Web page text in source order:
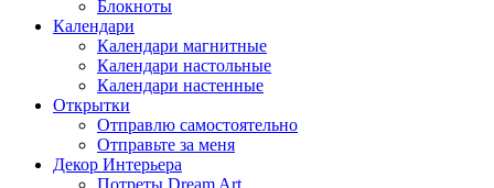
Блокноты
Календари
Календари магнитные
Календари настольные
Календари настенные
Открытки
Отправлю самостоятельно
Отправьте за меня
Декор Интерьера